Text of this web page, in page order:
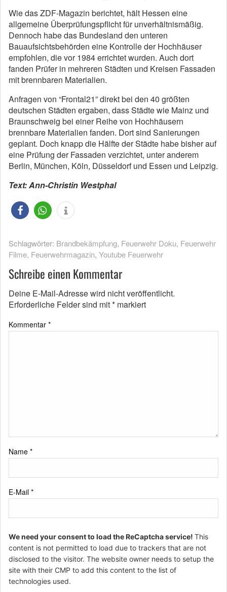
Wie das ZDF-Magazin berichtet, hält Hessen eine
allgemeine Überprüfungspflicht für unverhältnismäßig.
Dennoch habe das Bundesland den unteren
Bauaufsichtsbehörden eine Kontrolle der Hochhäuser
empfohlen, die vor 1984 errichtet wurden. Auch dort
fanden Prüfer in mehreren Städten und Kreisen Fassaden
mit brennbaren Materialien.
Anfragen von “Frontal21” direkt bei den 40 größten
deutschen Städten ergaben, dass Städte wie Mainz und
Braunschweig bei einer Reihe von Hochhäusern
brennbare Materialien fanden. Dort sind Sanierungen
geplant. Doch knapp die Hälfte der Städte habe bisher auf
eine Prüfung der Fassaden verzichtet, unter anderem
Berlin, München, Köln, Düsseldorf und Essen und Leipzig.
Text: Ann-Christin Westphal
Schlagwörter: Brandbekämpfung, Feuerwehr Doku, Feuerwehr
Filme, Feuerwehrmagazin, Youtube Feuerwehr
Schreibe einen Kommentar
Deine E-Mail-Adresse wird nicht veröffentlicht.
Erforderliche Felder sind mit* markiert
Kommentar *
Name *
E-Mail *
We need your consent to load the ReCaptcha service! This
content is not permitted to load due to trackers that are not
disclosed to the visitor. The website owner needs to setup the
site with their CMP to add this content to the list of
technologies used.